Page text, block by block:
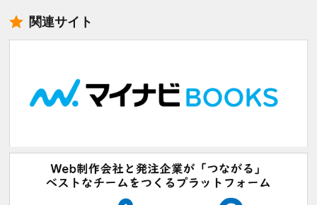
関連サイト